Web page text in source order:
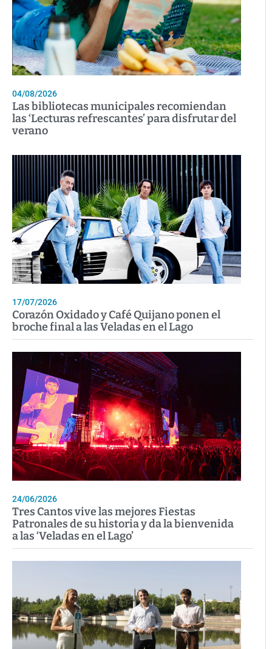
04/08/2026
Las bibliotecas municipales recomiendan
las ‘Lecturas refrescantes’ para disfrutar del
verano
17/07/2026
Corazón Oxidado y Café Quijano ponen el
broche final a las Veladas en el Lago
24/06/2026
Tres Cantos vive las mejores Fiestas
Patronales de su historia y da la bienvenida
a las ‘Veladas en el Lago’